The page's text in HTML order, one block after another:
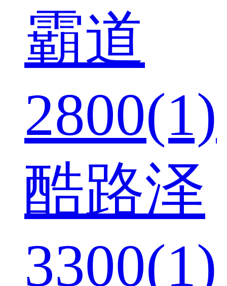
霸道
2800(1)
酷路泽
3300(1)